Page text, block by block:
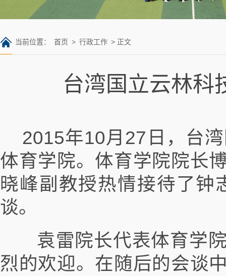
当前位置： 首页 > 行政工作 > 正文
台湾国立云林科
2015年10月27日，台湾
体育学院。体育学院院长
晓峰副教授热情接待了钟
谈。
袁雷院长代表体育学
烈的欢迎。在随后的会谈